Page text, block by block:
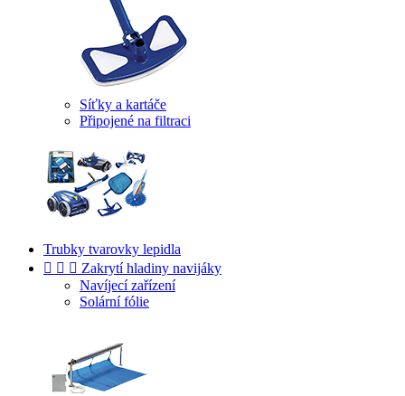
Síťky a kartáče
Připojené na filtraci
Trubky tvarovky lepidla
   Zakrytí hladiny navijáky
Navíjecí zařízení
Solární fólie